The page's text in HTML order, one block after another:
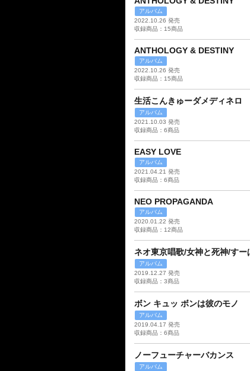
アルバム
2022.10.26 発売
収録商品：15商品
ANTHOLOGY & DESTINY
アルバム
2022.10.26 発売
収録商品：15商品
生活こんきゅーダメディネロ
アルバム
2021.10.03 発売
収録商品：6商品
EASY LOVE
アルバム
2021.04.21 発売
収録商品：6商品
NEO PROPAGANDA
アルバム
2020.01.22 発売
収録商品：12商品
ネオ東京唱歌/女神と死神/す
アルバム
2019.12.27 発売
収録商品：3商品
ボン キュッ ボンは彼のモノ
アルバム
2019.04.17 発売
収録商品：6商品
ノーフューチャーバカンス
アルバム